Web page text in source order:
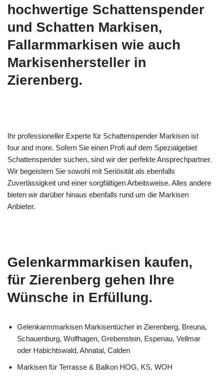
hochwertige Schattenspender
und Schatten Markisen,
Fallarmmarkisen wie auch
Markisenhersteller in
Zierenberg.
Ihr professioneller Experte für Schattenspender Markisen ist
four and more. Sofern Sie einen Profi auf dem Spezialgebiet
Schattenspender suchen, sind wir der perfekte Ansprechpartner.
Wir begeistern Sie sowohl mit Seriösität als ebenfalls
Zuverlässigkeit und einer sorgfältigen Arbeitsweise. Alles andere
bieten wir darüber hinaus ebenfalls rund um die Markisen
Anbieter.
Gelenkarmmarkisen kaufen,
für Zierenberg gehen Ihre
Wünsche in Erfüllung.
Gelenkarmmarkisen Markisentücher in Zierenberg, Breuna,
Schauenburg, Wolfhagen, Grebenstein, Espenau, Vellmar
oder Habichtswald, Ahnatal, Calden
Markisen für Terrasse & Balkon HOG, KS, WOH